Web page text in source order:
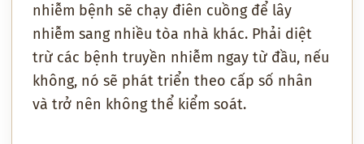
nhiễm bệnh sẽ chạy điên cuồng để lây
nhiễm sang nhiều tòa nhà khác. Phải diệt
trừ các bệnh truyền nhiễm ngay từ đầu, nếu
không, nó sẽ phát triển theo cấp số nhân
và trở nên không thể kiểm soát.